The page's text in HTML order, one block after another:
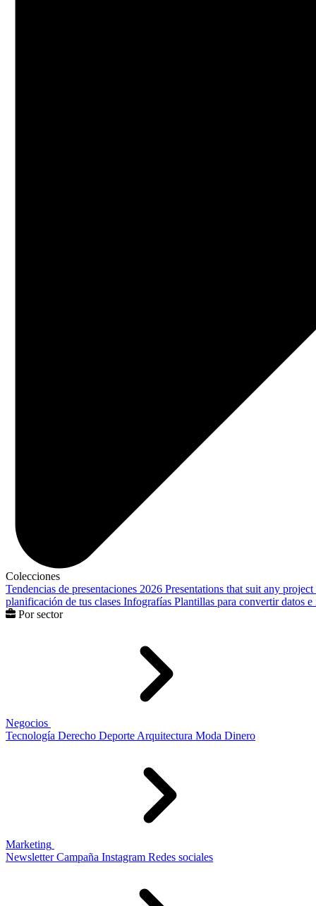
Colecciones
Tendencias de presentaciones 2026 Presentations that suit any project
planificación de tus clases Infografías Plantillas para convertir datos
Por sector
Negocios
Tecnología Derecho Deporte Arquitectura Moda Dinero
Marketing
Newsletter Campaña Instagram Redes sociales